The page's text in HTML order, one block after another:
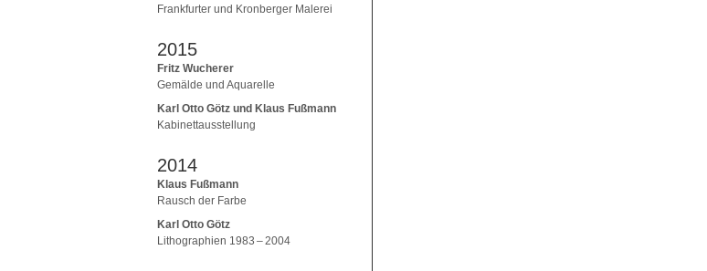
Frankfurter und Kronberger Malerei
2015
Fritz Wucherer
Gemälde und Aquarelle
Karl Otto Götz und Klaus Fußmann
Kabinettausstellung
2014
Klaus Fußmann
Rausch der Farbe
Karl Otto Götz
Lithographien 1983 – 2004